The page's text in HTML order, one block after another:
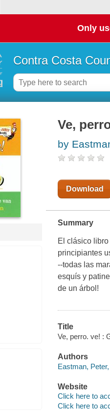
Only
Contra Costa
Ve,
by
Download
Summary
El clásico
principiantes
--todas las
esquís y
de un árbol!
Title
Ve, perro. ve! :
Authors
Eastman,
Website
Click here to
Click here to